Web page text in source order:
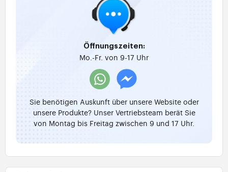
Öffnungszeiten:
Mo.-Fr. von 9-17 Uhr
Sie benötigen Auskunft über unsere Website oder
unsere Produkte? Unser Vertriebsteam berät Sie
von Montag bis Freitag zwischen 9 und 17 Uhr.